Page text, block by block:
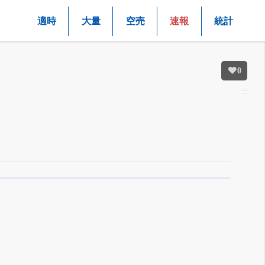
適時 大量 空売 速報 統計
0